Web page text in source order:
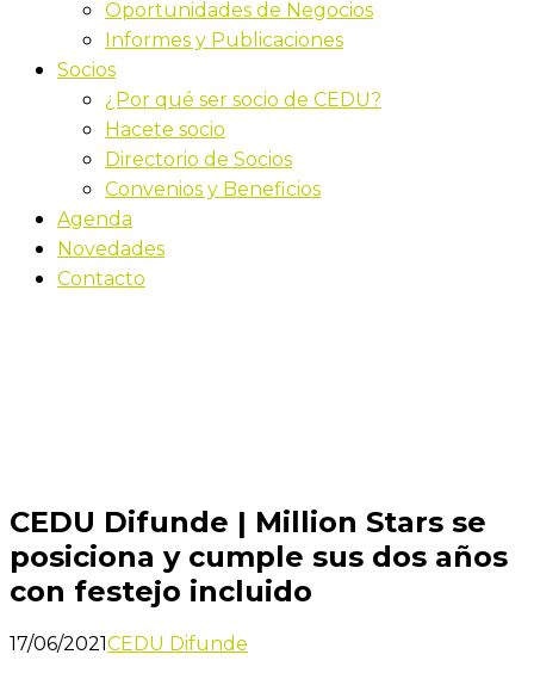
Oportunidades de Negocios
Informes y Publicaciones
Socios
¿Por qué ser socio de CEDU?
Hacete socio
Directorio de Socios
Convenios y Beneficios
Agenda
Novedades
Contacto
CEDU Difunde | Million Stars se
posiciona y cumple sus dos años
con festejo incluido
17/06/2021CEDU Difunde